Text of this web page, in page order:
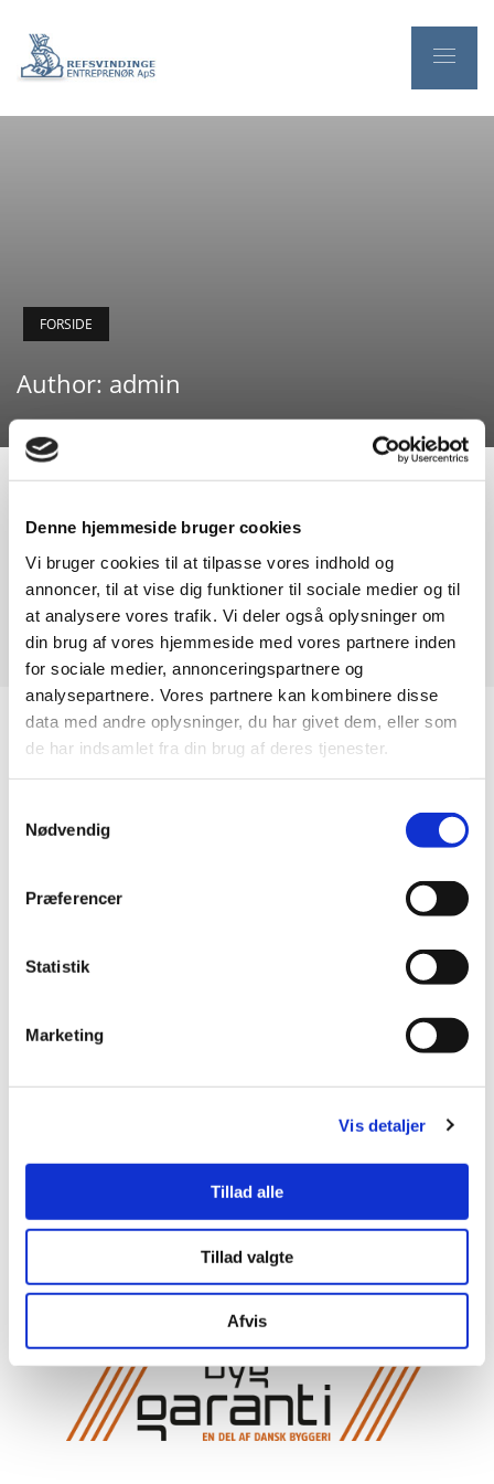
Denne hjemmeside bruger cookies
Vi bruger cookies til at tilpasse vores indhold og
annoncer, til at vise dig funktioner til sociale medier og til
at analysere vores trafik. Vi deler også oplysninger om
din brug af vores hjemmeside med vores partnere inden
for sociale medier, annonceringspartnere og
analysepartnere. Vores partnere kan kombinere disse
data med andre oplysninger, du har givet dem, eller som
de har indsamlet fra din brug af deres tjenester.
Nødvendig
Præferencer
Statistik
Marketing
Vis detaljer
Tillad alle
Tillad valgte
Afvis
FORSIDE
Author: admin
Beklager, ingen indlæg matchede dine kriterier.
umage med at være opdateret, også
materialer.
info@refsvindinge.com